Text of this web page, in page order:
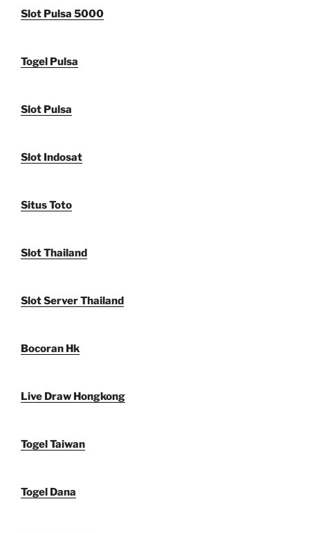
Slot Pulsa 5000
Togel Pulsa
Slot Pulsa
Slot Indosat
Situs Toto
Slot Thailand
Slot Server Thailand
Bocoran Hk
Live Draw Hongkong
Togel Taiwan
Togel Dana